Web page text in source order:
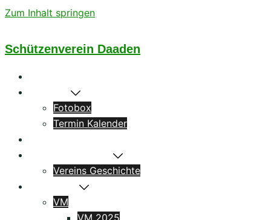
Zum Inhalt springen
Schützenverein Daaden
Fotobox
Termin Kalender
Vereins Geschichte
VM
VM 2025